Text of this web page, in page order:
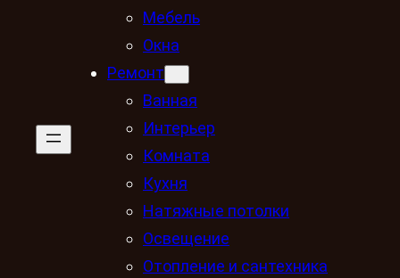
Мебель
Окна
Ремонт
Ванная
Интерьер
Комната
Кухня
Натяжные потолки
Освещение
Отопление и сантехника